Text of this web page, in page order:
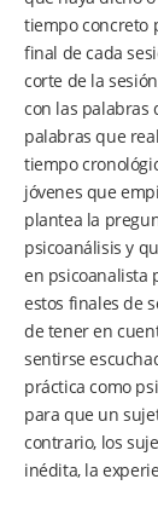
tiempo concreto
final de cada
corte de la
con las palabras
palabras que
tiempo
jóvenes que
plantea la
psicoanálisis y
en psicoanalista
estos finales de
de tener en
sentirse
práctica como
para que un
contrario, los
inédita, la